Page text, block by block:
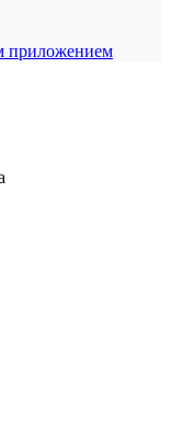
приложением